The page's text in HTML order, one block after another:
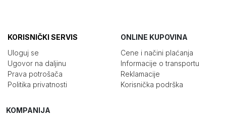
KORISNIČKI SERVIS
Uloguj se
Ugovor na daljinu
Prava potrošača
Politika privatnosti
ONLINE KUPOVINA
Cene i načini plaćanja
Informacije o transportu
Reklamacije
Korisnička podrška
KOMPANIJA